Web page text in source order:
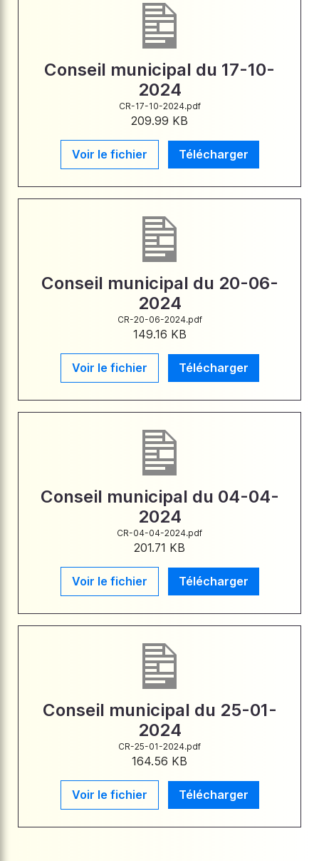
Conseil municipal du 17-10-
2024
CR-17-10-2024.pdf
209.99 KB
Voir le fichier Télécharger
Conseil municipal du 20-06-
2024
CR-20-06-2024.pdf
149.16 KB
Voir le fichier Télécharger
Conseil municipal du 04-04-
2024
CR-04-04-2024.pdf
201.71 KB
Voir le fichier Télécharger
Conseil municipal du 25-01-
2024
CR-25-01-2024.pdf
164.56 KB
Voir le fichier Télécharger